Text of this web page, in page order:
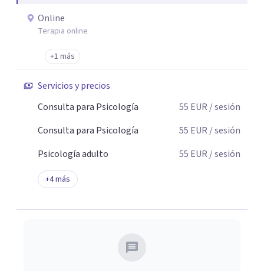
Online
Terapia online
+1 más
Servicios y precios
Consulta para Psicología
55 EUR / sesión
Consulta para Psicología
55 EUR / sesión
Psicología adulto
55 EUR / sesión
+4más